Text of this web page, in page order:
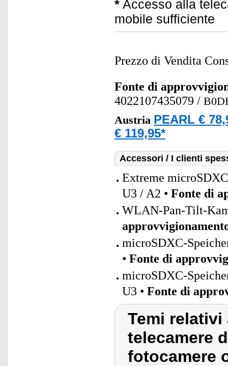
* Accesso alla
mobile sufficiente
Prezzo di Vendita
Fonte di
4022107435079 /
Austria PEARL €
€ 119,95*
Accessori / I clienti
Extreme
U3 / A2 • Fonte di
WLAN-Pan-Tilt-
microSDXC-
• Fonte di
microSDXC-
U3 • Fonte di
Temi relativi
telecamere
fotocamere